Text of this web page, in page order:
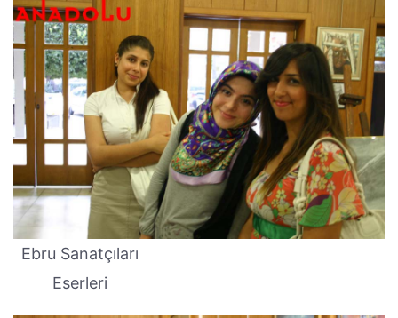
Ebru Sanatçıları
Eserleri